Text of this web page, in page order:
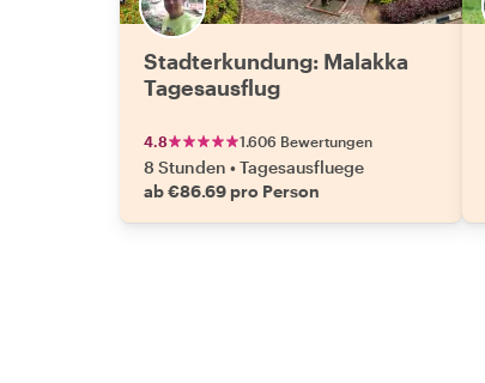
Stadterkundung: Malakka
Tagesausflug
4.8 1.606 Bewertungen
8 Stunden •Tagesausfluege
ab €86.69 pro Person